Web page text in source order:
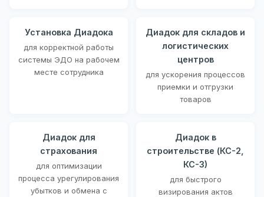
Установка Диадока
для корректной работы
системы ЭДО на рабочем
месте сотрудника
Диадок для складов и
логистических
центров
для ускорения процессов
приемки и отгрузки
товаров
Диадок для
страхования
для оптимизации
процесса урегулирования
убытков и обмена с
Диадок в
строительстве (КС-2,
КС-3)
для быстрого
визирования актов